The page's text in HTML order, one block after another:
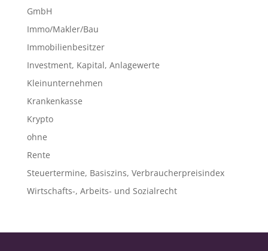
GmbH
Immo/Makler/Bau
Immobilienbesitzer
Investment, Kapital, Anlagewerte
Kleinunternehmen
Krankenkasse
Krypto
ohne
Rente
Steuertermine, Basiszins, Verbraucherpreisindex
Wirtschafts-, Arbeits- und Sozialrecht